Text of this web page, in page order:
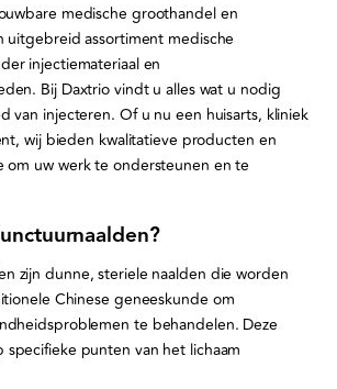
medische groothandel en
uitgebreid assortiment medische
injectiemateriaal en
Bij Daxtrio vindt u alles wat u nodig
van injecteren. Of u nu een huisarts, kliniek
wij bieden kwalitatieve producten en
om uw werk te ondersteunen en te
zijn dunne, steriele naalden die worden
Chinese geneeskunde om
te behandelen. Deze
specifieke punten van het lichaam